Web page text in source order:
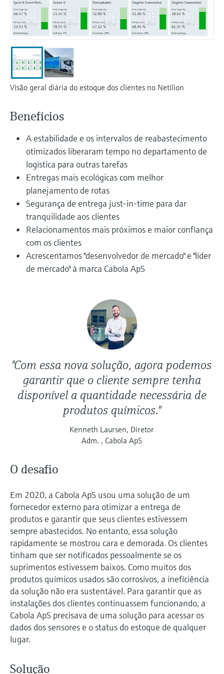
Device Viewer
Find product-specific information and
Spare parts finder
Find spare parts by product root, order code,
or serial number
Medição de nível com pressão
Comprar tudo
Tecnologia Memosens
do processo para tomada de
decisões
Visão geral diária do estoque dos clientes no Netilion
Benefícios
A estabilidade e os intervalos de reabastecimento
otimizados liberaram tempo no departamento de
logística para outras tarefas
Entregas mais ecológicas com melhor
planejamento de rotas
Segurança de entrega just-in-time para dar
tranquilidade aos clientes
Relacionamentos mais próximos e maior confiança
com os clientes
Acrescentamos "desenvolvedor de mercado" e "líder
de mercado" à marca Cabola ApS
"Com essa nova solução, agora podemos
garantir que o cliente sempre tenha
disponível a quantidade necessária de
produtos químicos."
Kenneth Laursen, Diretor
Adm. , Cabola ApS
O desafio
Em 2020, a Cabola ApS usou uma solução de um
fornecedor externo para otimizar a entrega de
produtos e garantir que seus clientes estivessem
sempre abastecidos. No entanto, essa solução
rapidamente se mostrou cara e demorada. Os clientes
tinham que ser notificados pessoalmente se os
suprimentos estivessem baixos. Como muitos dos
produtos químicos usados são corrosivos, a ineficiência
da solução não era sustentável. Para garantir que as
instalações dos clientes continuassem funcionando, a
Cabola ApS precisava de uma solução para acessar os
dados dos sensores e o status do estoque de qualquer
lugar.
Solução